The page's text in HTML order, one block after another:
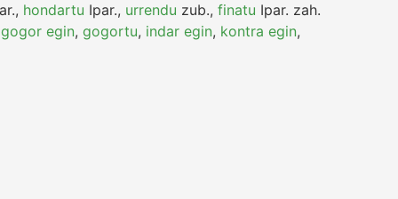
, hondartu Ipar., urrendu zub., finatu Ipar. zah.
gogor egin, gogortu, indar egin, kontra egin,